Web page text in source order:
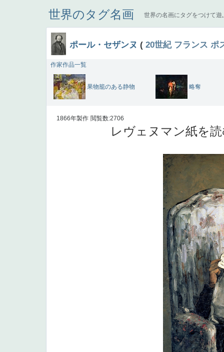
世界のタグ名画 世界の名画にタグをつけて遊
ポール・セザンヌ ( 20世紀 フランス ポ
作家作品一覧
果物籠のある静物 略奪
1866年製作 閲覧数:2706
レヴェヌマン紙を